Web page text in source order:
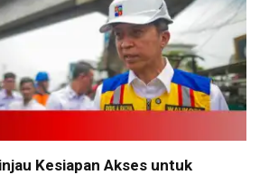
Kesiapan Akses untuk